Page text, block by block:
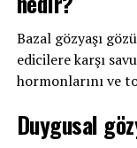
Bazal gözyaşı
edicilere karşı
hormonlarını ve
Duygusal